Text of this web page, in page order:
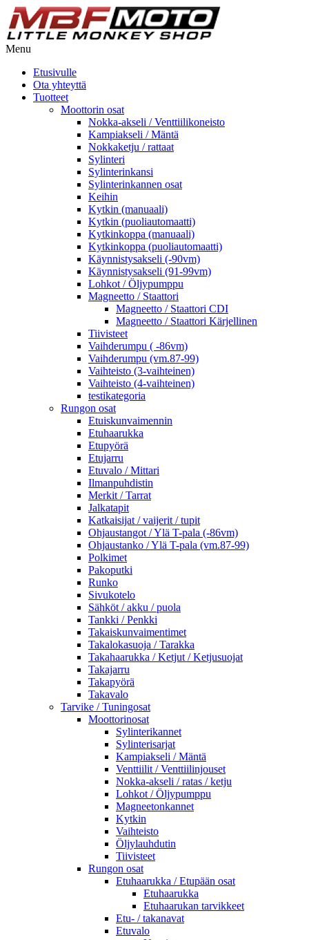
Menu
Etusivulle
Ota yhteyttä
Tuotteet
Moottorin osat
Nokka-akseli / Venttiilikoneisto
Kampiakseli / Mäntä
Nokkaketju / rattaat
Sylinteri
Sylinterinkansi
Sylinterinkannen osat
Keihin
Kytkin (manuaali)
Kytkin (puoliautomaatti)
Kytkinkoppa (manuaali)
Kytkinkoppa (puoliautomaatti)
Käynnistysakseli (-90vm)
Käynnistysakseli (91-99vm)
Lohkot / Öljypumppu
Magneetto / Staattori
Magneetto / Staattori CDI
Magneetto / Staattori Kärjellinen
Tiivisteet
Vaihderumpu ( -86vm)
Vaihderumpu (vm.87-99)
Vaihteisto (3-vaihteinen)
Vaihteisto (4-vaihteinen)
testikategoria
Rungon osat
Etuiskunvaimennin
Etuhaarukka
Etupyörä
Etujarru
Etuvalo / Mittari
Ilmanpuhdistin
Merkit / Tarrat
Jalkatapit
Katkaisijat / vaijerit / tupit
Ohjaustangot / Ylä T-pala (-86vm)
Ohjaustanko / Ylä T-pala (vm.87-99)
Polkimet
Pakoputki
Runko
Sivukotelo
Sähköt / akku / puola
Tankki / Penkki
Takaiskunvaimentimet
Takalokasuoja / Tarakka
Takahaarukka / Ketjut / Ketjusuojat
Takajarru
Takapyörä
Takavalo
Tarvike / Tuningosat
Moottorinosat
Sylinterikannet
Sylinterisarjat
Kampiakseli / Mäntä
Venttiilit / Venttiilinjouset
Nokka-akseli / ratas / ketju
Lohkot / Öljypumppu
Magneetonkannet
Kytkin
Vaihteisto
Öljylauhdutin
Tiivisteet
Rungon osat
Etuhaarukka / Etupään osat
Etuhaarukka
Etuhaarukan tarvikkeet
Etu- / takanavat
Etuvalo